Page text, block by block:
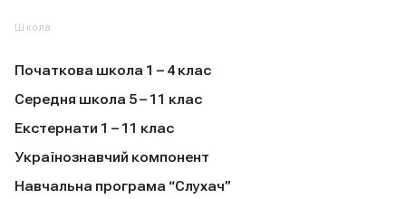
Школа
Початкова школа 1 – 4 клас
Середня школа 5 – 11 клас
Екстернати 1 – 11 клас
Українознавчий компонент
Навчальна програма “Слухач”